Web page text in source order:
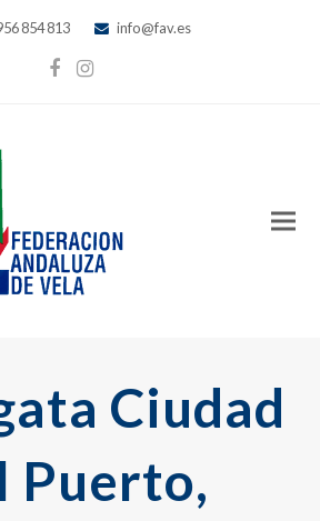
854 813 info@fav.es
Facebook
Instagram
Ciudad
Puerto,